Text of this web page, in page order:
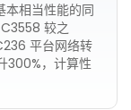
相当性能的同
较之
平台网络转
300%，计算性